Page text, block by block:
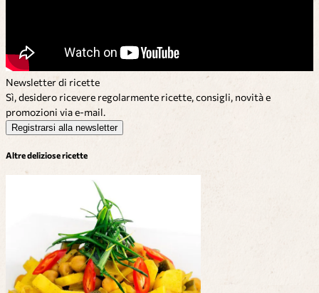
Newsletter di ricette
Sì, desidero ricevere regolarmente ricette, consigli, novità e
promozioni via e-mail.
Registrarsi alla newsletter
Altre deliziose ricette